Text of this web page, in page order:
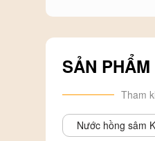
đường và tim mạch.
gây nên các vết
- Kích thích hoạt
khả năng tập trung
SẢN
Tham
Nước hồng sâm